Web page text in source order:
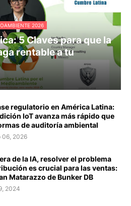
2026
5 Claves para que la
rentable a tu
regulatorio en América Latina:
IoT avanza más rápido que
de auditoría ambiental
06, 2026
de la IA, resolver el problema
es crucial para las ventas:
Matarazzo de Bunker DB
2024